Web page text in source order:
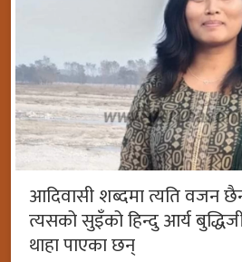
आदिवासी शब्दमा त्यति वजन
त्यसको सुइँको हिन्दु आर्य
थाहा पाएका छन्